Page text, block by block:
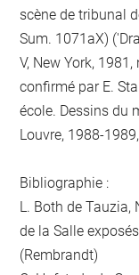
scène de tribunal
Sum. 1071aX)
V, New York,
confirmé par E.
école. Dessins du
Louvre, 1988-
Bibliographie :
L. Both de Tauzia,
de la Salle
(Rembrandt)